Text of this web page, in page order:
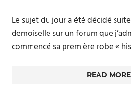
Le sujet du jour a été décidé suite
demoiselle sur un forum que
commencé sa première robe «
READ MORE